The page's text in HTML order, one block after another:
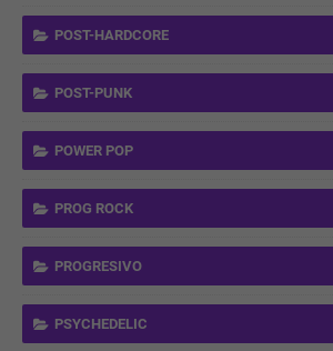
POST-HARDCORE
POST-PUNK
POWER POP
PROG ROCK
PROGRESIVO
PSYCHEDELIC